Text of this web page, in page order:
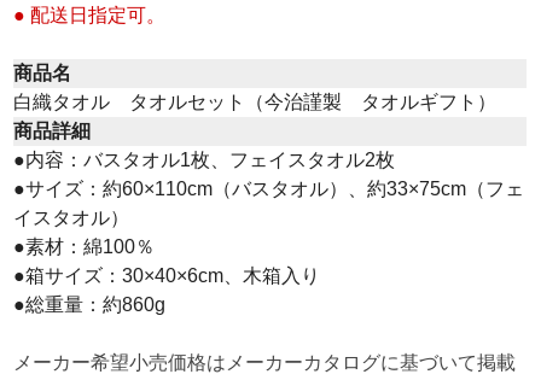
● 配送日指定可。
商品名
白織タオル タオルセット（今治謹製 タオルギフト）
商品詳細
●内容：バスタオル1枚、フェイスタオル2枚
●サイズ：約60×110cm（バスタオル）、約33×75cm（フェ
イスタオル）
●素材：綿100％
●箱サイズ：30×40×6cm、木箱入り
●総重量：約860g
メーカー希望小売価格はメーカーカタログに基づいて掲載